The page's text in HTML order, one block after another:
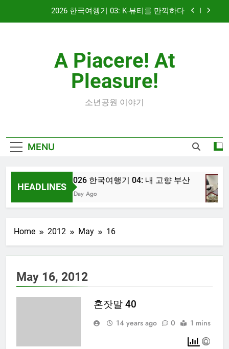
2026 한국여행기 03: K-뷰티를 만끽하다
2026 한국여행기 02: 82쿡 덕분에 만난 사람들
2026 한국여행기 04: 내 고향 부산
2026 한국여행기 03: K-뷰티를 만끽하다
2026 한국여행기 02: 82쿡 덕분에 만난 사람들
A Piacere! At
Pleasure!
소년공원 이야기
MENU
HEADLINES
2026 한국여행기 04: 내 고향 부산
1 Day Ago
Home 2012 May 16
May 16, 2012
혼잣말 40
14 years ago 0 1 mins